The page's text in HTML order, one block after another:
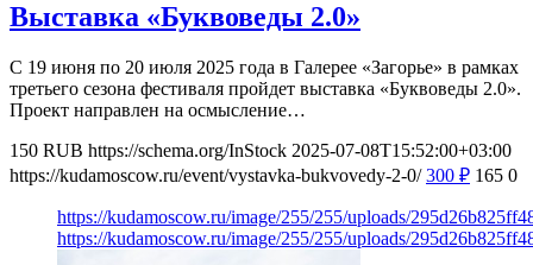
Выставка «Буквоведы 2.0»
С 19 июня по 20 июля 2025 года в Галерее «Загорье» в рамках
третьего сезона фестиваля пройдет выставка «Буквоведы 2.0».
Проект направлен на осмысление…
150 RUB https://schema.org/InStock 2025-07-08T15:52:00+03:00
https://kudamoscow.ru/event/vystavka-bukvovedy-2-0/ 300 ₽ 165 0
https://kudamoscow.ru/image/255/255/uploads/
https://kudamoscow.ru/image/255/255/uploads/